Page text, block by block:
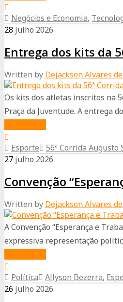
prato
tripolaridade
da
Tesla
Negócios e Economia,
28 julho 2026
Entrega dos kits da
Written by Dejackson Alvares
Os kits dos atletas inscritos na
Praça da Juventude. A entrega
dos
kits
da
56ª
Corrida
Augusto
Severo
começa
nesta
quinta-
feira
Esporte 56ª Corrida Augusto
27 julho 2026
Convenção
Written by Dejackson Alvares
A Convenção “Esperança e
expressiva representação
“Esperança
e
Política Allyson Bezerra,
26 julho 2026